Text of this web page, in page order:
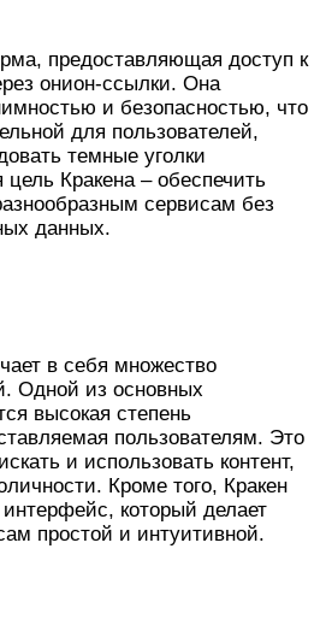
предоставляющая доступ к
онион-ссылки. Она
и безопасностью, что
для пользователей,
темные уголки
цель Кракена – обеспечить
сервисам без
данных.
в себя множество
Одной из основных
высокая степень
пользователям. Это
и использовать контент,
Кроме того, Кракен
который делает
простой и интуитивной.